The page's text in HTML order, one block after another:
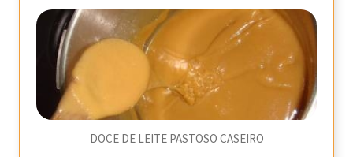
DOCE DE LEITE PASTOSO CASEIRO